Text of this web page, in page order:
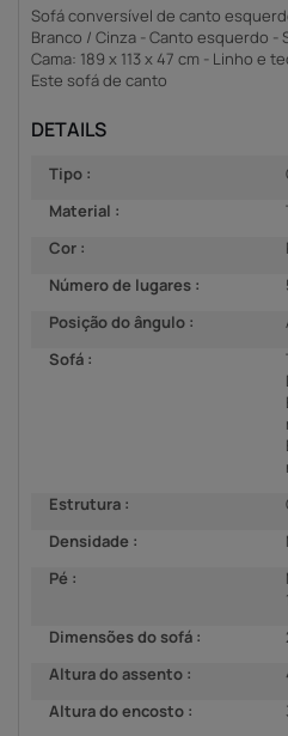
Sofá conversível de canto
Branco / Cinza - Canto esquerdo -
Cama: 189 x 113 x 47 cm - Linho e
Este sofá de canto
DETAILS
Tipo :
Material :
Cor :
Número de lugares :
Posição do ângulo :
Sofá :
Estrutura :
Densidade :
Pé :
Dimensões do sofá :
Altura do assento :
Altura do encosto :